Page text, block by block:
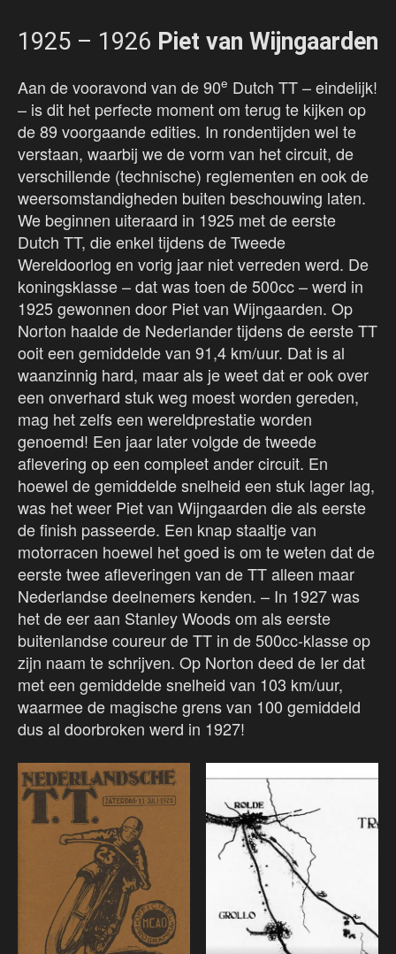
1925 – 1926 Piet van Wijngaarden
Aan de vooravond van de 90e Dutch TT – eindelijk!
– is dit het perfecte moment om terug te kijken op
de 89 voorgaande edities. In rondentijden wel te
verstaan, waarbij we de vorm van het circuit, de
verschillende (technische) reglementen en ook de
weersomstandigheden buiten beschouwing laten.
We beginnen uiteraard in 1925 met de eerste
Dutch TT, die enkel tijdens de Tweede
Wereldoorlog en vorig jaar niet verreden werd. De
koningsklasse – dat was toen de 500cc – werd in
1925 gewonnen door Piet van Wijngaarden. Op
Norton haalde de Nederlander tijdens de eerste TT
ooit een gemiddelde van 91,4 km/uur. Dat is al
waanzinnig hard, maar als je weet dat er ook over
een onverhard stuk weg moest worden gereden,
mag het zelfs een wereldprestatie worden
genoemd! Een jaar later volgde de tweede
aflevering op een compleet ander circuit. En
hoewel de gemiddelde snelheid een stuk lager lag,
was het weer Piet van Wijngaarden die als eerste
de finish passeerde. Een knap staaltje van
motorracen hoewel het goed is om te weten dat de
eerste twee afleveringen van de TT alleen maar
Nederlandse deelnemers kenden. – In 1927 was
het de eer aan Stanley Woods om als eerste
buitenlandse coureur de TT in de 500cc-klasse op
zijn naam te schrijven. Op Norton deed de Ier dat
met een gemiddelde snelheid van 103 km/uur,
waarmee de magische grens van 100 gemiddeld
dus al doorbroken werd in 1927!